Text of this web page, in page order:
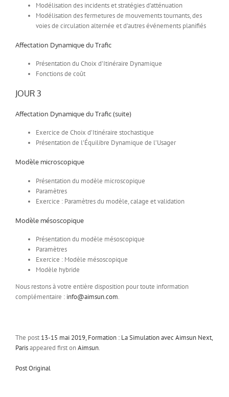
Modélisation des incidents et stratégies d’atténuation
Modélisation des fermetures de mouvements tournants, des
voies de circulation alternée et d’autres événements planifiés
Affectation Dynamique du Trafic
Présentation du Choix d’Itinéraire Dynamique
Fonctions de coût
JOUR 3
Affectation Dynamique du Trafic (suite)
Exercice de Choix d’Itinéraire stochastique
Présentation de l’Équilibre Dynamique de l’Usager
Modèle microscopique
Présentation du modèle microscopique
Paramètres
Exercice : Paramètres du modèle, calage et validation
Modèle mésoscopique
Présentation du modèle mésoscopique
Paramètres
Exercice : Modèle mésoscopique
Modèle hybride
Nous restons à votre entière disposition pour toute information
complémentaire : info@aimsun.com.
The post 13-15 mai 2019, Formation : La Simulation avec Aimsun Next,
Parisappeared first onAimsun.
Post Original